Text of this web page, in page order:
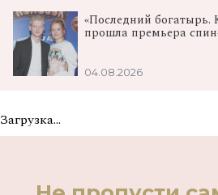
«Последний богатырь.
прошла премьера
04.08.2026
Загрузка...